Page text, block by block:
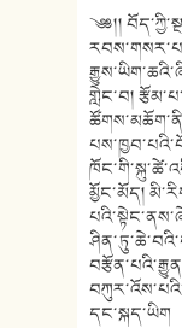
༄༅།།
གླེང་བ།
མྱོང་མོད།
དང་སྐད་ཡིག